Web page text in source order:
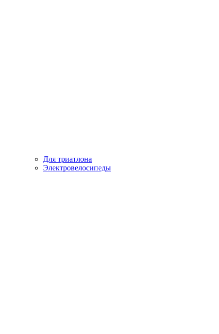
Для триатлона
Электровелосипеды